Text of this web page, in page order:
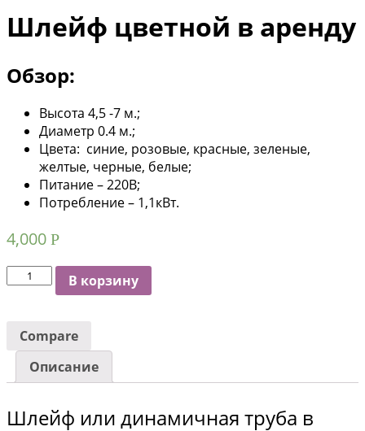
Шлейф цветной в аренду
Обзор:
Высота 4,5 -7 м.;
Диаметр 0.4 м.;
Цвета: синие, розовые, красные, зеленые,
желтые, черные, белые;
Питание – 220В;
Потребление – 1,1кВт.
4,000 Р
КоличествоВ корзину
Compare
Описание
Шлейф или динамичная труба в